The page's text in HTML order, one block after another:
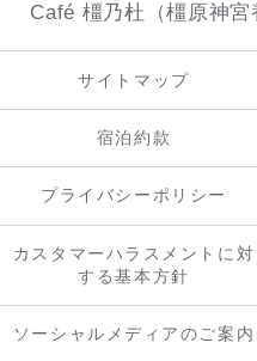
Café 橿乃杜（橿原神宮
サイトマップ
宿泊約款
プライバシーポリシー
カスタマーハラスメントに対
する基本方針
ソーシャルメディアのご案内